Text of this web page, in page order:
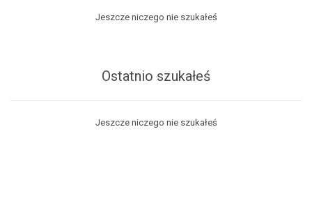
Jeszcze niczego nie szukałeś
Ostatnio szukałeś
Jeszcze niczego nie szukałeś